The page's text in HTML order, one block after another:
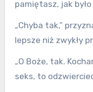
pamiętasz, jak
„Chyba tak,”
lepsze niż zwykły
„O Boże, tak.
seks, to